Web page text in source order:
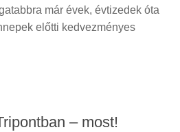
már évek, évtizedek óta
előtti kedvezményes
– most!